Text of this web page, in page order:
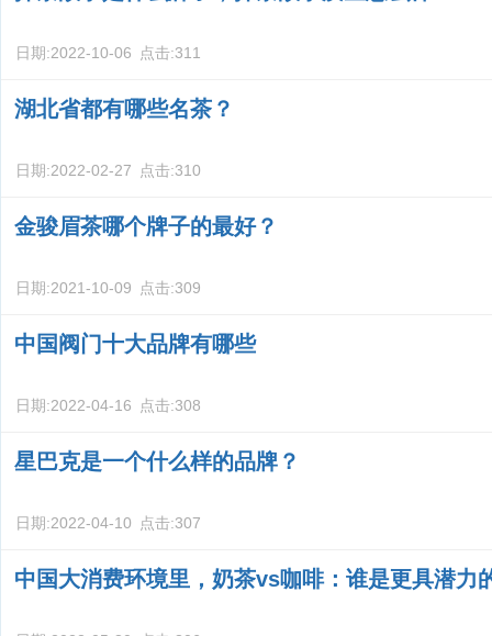
日期:2022-10-06 点击:311
湖北省都有哪些名茶？
日期:2022-02-27 点击:310
金骏眉茶哪个牌子的最好？
日期:2021-10-09 点击:309
中国阀门十大品牌有哪些
日期:2022-04-16 点击:308
星巴克是一个什么样的品牌？
日期:2022-04-10 点击:307
中国大消费环境里，奶茶vs咖啡：谁是更具潜力